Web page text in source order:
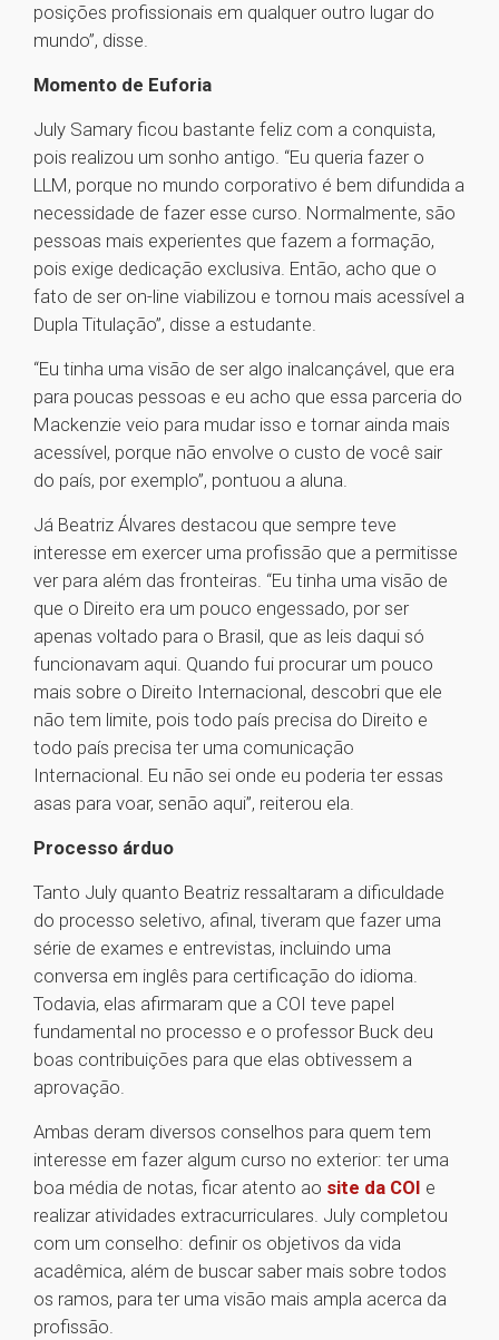
posições profissionais em qualquer outro lugar do
mundo”, disse.
Momento de Euforia
July Samary ficou bastante feliz com a conquista,
pois realizou um sonho antigo. “Eu queria fazer o
LLM, porque no mundo corporativo é bem difundida a
necessidade de fazer esse curso. Normalmente, são
pessoas mais experientes que fazem a formação,
pois exige dedicação exclusiva. Então, acho que o
fato de ser on-line viabilizou e tornou mais acessível a
Dupla Titulação”, disse a estudante.
“Eu tinha uma visão de ser algo inalcançável, que era
para poucas pessoas e eu acho que essa parceria do
Mackenzie veio para mudar isso e tornar ainda mais
acessível, porque não envolve o custo de você sair
do país, por exemplo”, pontuou a aluna.
Já Beatriz Álvares destacou que sempre teve
interesse em exercer uma profissão que a permitisse
ver para além das fronteiras. “Eu tinha uma visão de
que o Direito era um pouco engessado, por ser
apenas voltado para o Brasil, que as leis daqui só
funcionavam aqui. Quando fui procurar um pouco
mais sobre o Direito Internacional, descobri que ele
não tem limite, pois todo país precisa do Direito e
todo país precisa ter uma comunicação
Internacional. Eu não sei onde eu poderia ter essas
asas para voar, senão aqui”, reiterou ela.
Processo árduo
Tanto July quanto Beatriz ressaltaram a dificuldade
do processo seletivo, afinal, tiveram que fazer uma
série de exames e entrevistas, incluindo uma
conversa em inglês para certificação do idioma.
Todavia, elas afirmaram que a COI teve papel
fundamental no processo e o professor Buck deu
boas contribuições para que elas obtivessem a
aprovação.
Ambas deram diversos conselhos para quem tem
interesse em fazer algum curso no exterior: ter uma
boa média de notas, ficar atento ao site da COI e
realizar atividades extracurriculares. July completou
com um conselho: definir os objetivos da vida
acadêmica, além de buscar saber mais sobre todos
os ramos, para ter uma visão mais ampla acerca da
profissão.